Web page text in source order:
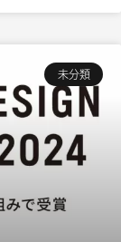
未分類